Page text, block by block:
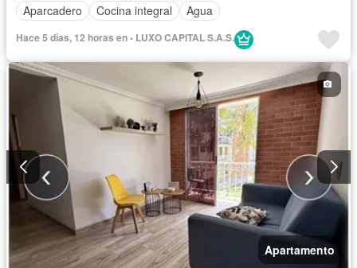
Aparcadero
Cocina integral Agua
Hace 5 días, 12 horas en - LUXO CAPITAL S.A.S.
Apartamento